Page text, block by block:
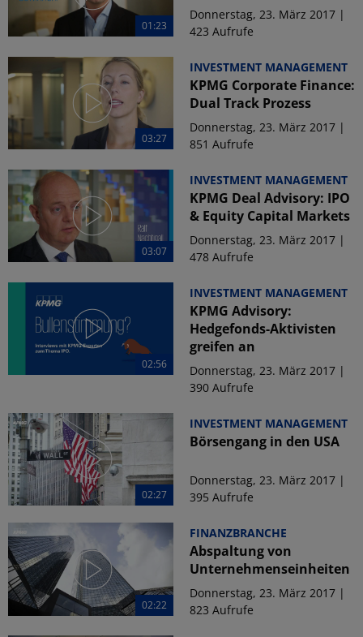
01:23
Donnerstag, 23. März 2017 |
423 Aufrufe
03:27
INVESTMENT MANAGEMENT
KPMG Corporate Finance:
Dual Track Prozess
Donnerstag, 23. März 2017 |
851 Aufrufe
03:07
INVESTMENT MANAGEMENT
KPMG Deal Advisory: IPO
& Equity Capital Markets
Donnerstag, 23. März 2017 |
478 Aufrufe
02:56
INVESTMENT MANAGEMENT
KPMG Advisory:
Hedgefonds-Aktivisten
greifen an
Donnerstag, 23. März 2017 |
390 Aufrufe
02:27
INVESTMENT MANAGEMENT
Börsengang in den USA
Donnerstag, 23. März 2017 |
395 Aufrufe
02:22
FINANZBRANCHE
Abspaltung von
Unternehmenseinheiten
Donnerstag, 23. März 2017 |
823 Aufrufe